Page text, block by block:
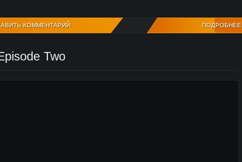
КОММЕНТАРИЙ ПОДРОБНЕЕ
Two